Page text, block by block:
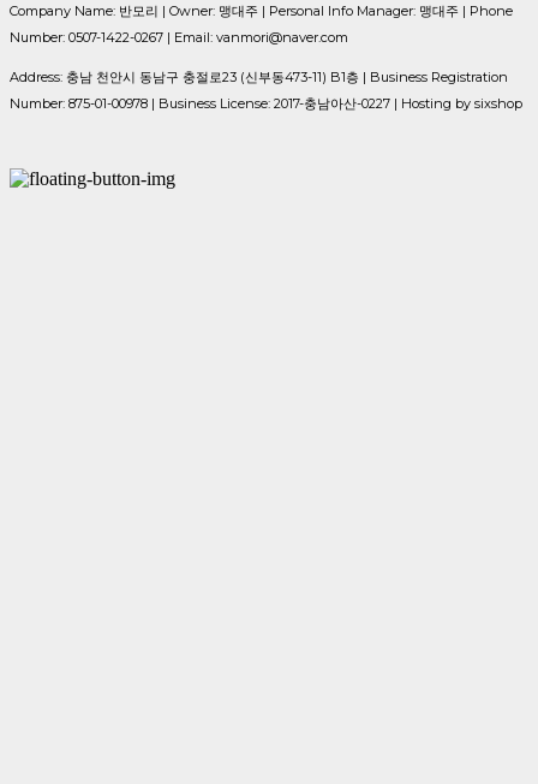
Company Name: 반모리 | Owner: 맹대주 | Personal Info Manager: 맹대주 | Phone
Number: 0507-1422-0267 | Email: vanmori@naver.com
Address: 충남 천안시 동남구 충절로23 (신부동473-11) B1층 | Business Registration
Number: 875-01-00978 | Business License: 2017-충남아산-0227 | Hosting by sixshop